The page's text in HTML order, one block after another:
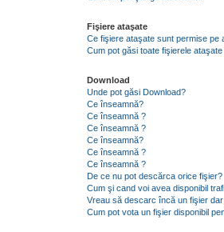
Fişiere ataşate
Ce fişiere ataşate sunt permise pe
Cum pot găsi toate fişierele
Download
Unde pot găsi Download?
Ce înseamnă?
Ce înseamnă ?
Ce înseamnă ?
Ce înseamnă?
Ce înseamnă ?
Ce înseamnă ?
De ce nu pot descărca orice fişier?
Cum şi cand voi avea disponibil
Vreau să descarc încă un fişier
Cum pot vota un fişier disponibil